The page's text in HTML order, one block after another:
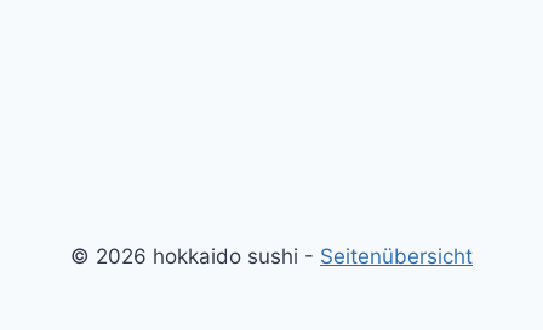
© 2026 hokkaido sushi - Seitenübersicht